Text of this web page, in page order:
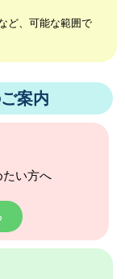
ど、可能な範囲で
案内
い方へ